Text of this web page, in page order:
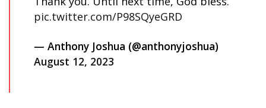
pic.twitter.com/P98SQyeGRD
— Anthony Joshua (@anthonyjoshua)
August 12, 2023